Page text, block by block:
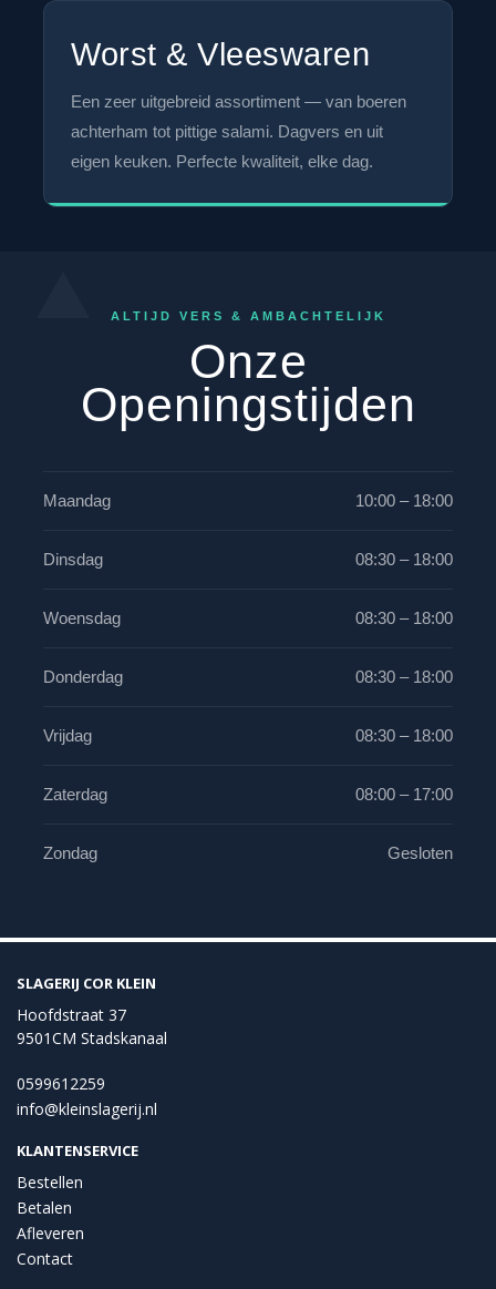
Worst & Vleeswaren
Een zeer uitgebreid assortiment — van boeren
achterham tot pittige salami. Dagvers en uit
eigen keuken. Perfecte kwaliteit, elke dag.
ALTIJD VERS & AMBACHTELIJK
Onze
Openingstijden
Maandag 10:00 – 18:00
Dinsdag 08:30 – 18:00
Woensdag 08:30 – 18:00
Donderdag 08:30 – 18:00
Vrijdag 08:30 – 18:00
Zaterdag 08:00 – 17:00
Zondag Gesloten
SLAGERIJ COR KLEIN
Hoofdstraat 37
9501CM Stadskanaal
0599612259
info@kleinslagerij.nl
KLANTENSERVICE
Bestellen
Betalen
Afleveren
Contact